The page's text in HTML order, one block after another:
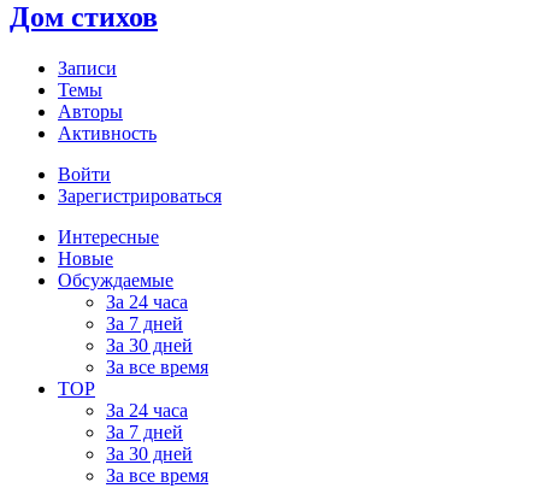
Дом стихов
Записи
Темы
Авторы
Активность
Войти
Зарегистрироваться
Интересные
Новые
Обсуждаемые
За 24 часа
За 7 дней
За 30 дней
За все время
TOP
За 24 часа
За 7 дней
За 30 дней
За все время